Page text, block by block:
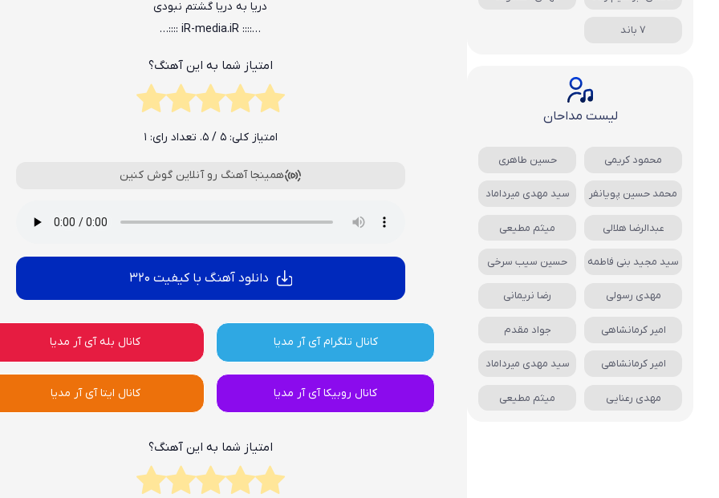
دریا به دریا گشتم نبودی
…:::: iR-media.iR ::::…
امتیاز شما به این آهنگ؟
امتیاز کلی:5 / 5. تعداد رای: 1
همینجا آهنگ رو آنلاین گوش کنین
دانلود آهنگ با کیفیت 320
کانال تلگرام آی آر مدیا کانال بله آی آر مدیا
کانال روبیکا آی آر مدیا کانال ایتا آی آر مدیا
امتیاز شما به این آهنگ؟
7 باند
لیست مداحان
محمود کریمی حسین طاهری
محمد حسین پویانفر سید مهدی میرداماد
عبدالرضا هلالی میثم مطیعی
سید مجید بنی فاطمه حسین سیب سرخی
مهدی رسولی رضا نریمانی
امیر کرمانشاهی جواد مقدم
امیر کرمانشاهی سید مهدی میرداماد
مهدی رعنایی میثم مطیعی